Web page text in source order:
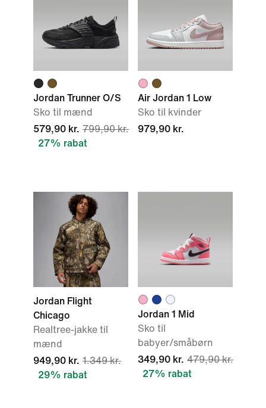
Jordan Trunner O/S
Sko til mænd
579,90 kr. 799,90 kr.
27% rabat
Air Jordan 1 Low
Sko til kvinder
979,90 kr.
Jordan Flight
Chicago
Realtree-jakke til
mænd
949,90 kr. 1.349 kr.
29% rabat
Jordan 1 Mid
Sko til
babyer/småbørn
349,90 kr. 479,90 kr.
27% rabat